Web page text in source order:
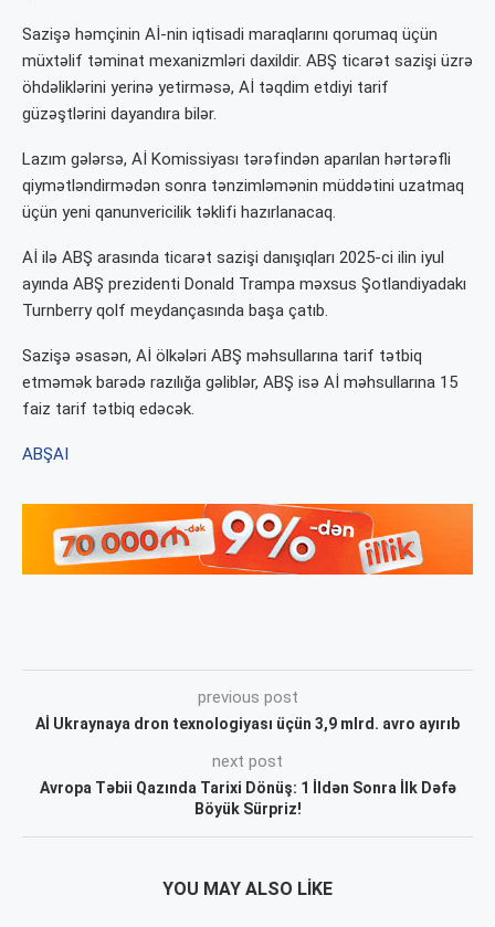
Sazişə həmçinin Aİ-nin iqtisadi maraqlarını qorumaq üçün
müxtəlif təminat mexanizmləri daxildir. ABŞ ticarət sazişi üzrə
öhdəliklərini yerinə yetirməsə, Aİ təqdim etdiyi tarif
güzəştlərini dayandıra bilər.
Lazım gələrsə, Aİ Komissiyası tərəfindən aparılan hərtərəfli
qiymətləndirmədən sonra tənzimləmənin müddətini uzatmaq
üçün yeni qanunvericilik təklifi hazırlanacaq.
Aİ ilə ABŞ arasında ticarət sazişi danışıqları 2025-ci ilin iyul
ayında ABŞ prezidenti Donald Trampa məxsus Şotlandiyadakı
Turnberry qolf meydançasında başa çatıb.
Sazişə əsasən, Aİ ölkələri ABŞ məhsullarına tarif tətbiq
etməmək barədə razılığa gəliblər, ABŞ isə Aİ məhsullarına 15
faiz tarif tətbiq edəcək.
ABŞAI
previous post
Aİ Ukraynaya dron texnologiyası üçün 3,9 mlrd. avro ayırıb
next post
Avropa Təbii Qazında Tarixi Dönüş: 1 İldən Sonra İlk Dəfə
Böyük Sürpriz!
YOU MAY ALSO LIKE